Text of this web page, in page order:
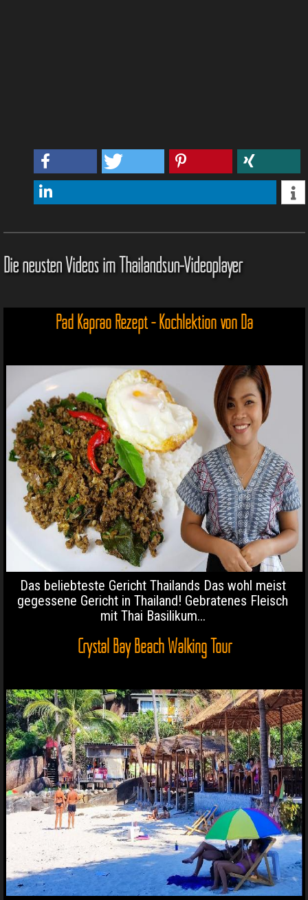
Die neusten Videos im Thailandsun-Videoplayer
Pad Kaprao Rezept - Kochlektion von Da
Das beliebteste Gericht Thailands Das wohl meist
gegessene Gericht in Thailand! Gebratenes Fleisch
mit Thai Basilikum...
Crystal Bay Beach Walking Tour